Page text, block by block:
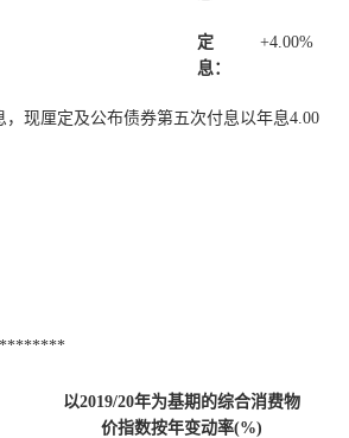
定
息：
+4.00%
现厘定及公布债券第五次付息以年息4.00
以2019/20年为基期的综合消费物
价指数按年变动率(%)